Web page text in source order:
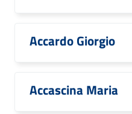
Accardo Giorgio
Accascina Maria